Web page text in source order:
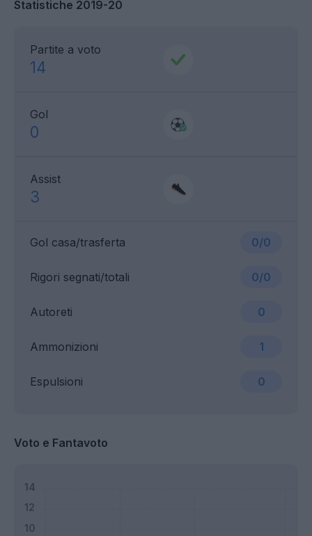
Statistiche 2019-20
Partite a voto
14
Gol
0
Assist
3
Gol casa/trasferta 0/0
Ammonizioni 1
Rigori segnati/totali 0/0
Espulsioni 0
Autoreti 0
Voto e Fantavoto